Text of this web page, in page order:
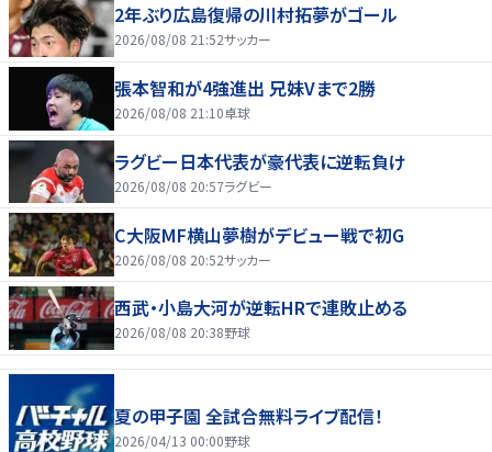
2年ぶり広島復帰の川村拓夢がゴール
2026/08/08 21:52サッカー
張本智和が4強進出 兄妹Vまで2勝
2026/08/08 21:10卓球
ラグビー日本代表が豪代表に逆転負け
2026/08/08 20:57ラグビー
C大阪MF横山夢樹がデビュー戦で初G
2026/08/08 20:52サッカー
西武・小島大河が逆転HRで連敗止める
2026/08/08 20:38野球
夏の甲子園 全試合無料ライブ配信！
2026/04/13 00:00野球